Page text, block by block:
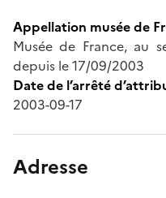
Appellation musée de
Musée de France, au
depuis le 17/09/2003
Date de l’arrêté
2003-09-17
Adresse